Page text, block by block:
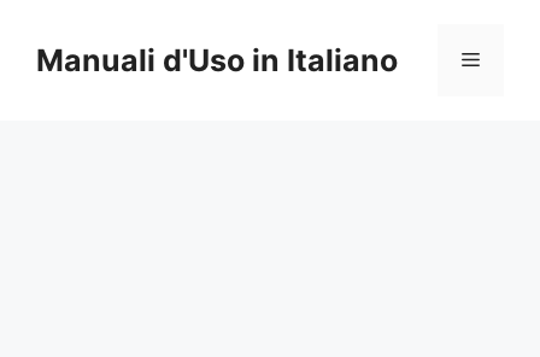
contenuto
Manuali d'Uso in Italiano Menu